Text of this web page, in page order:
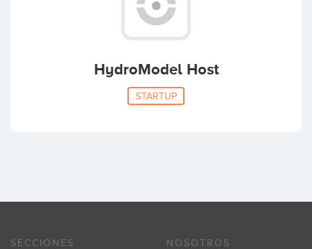
HydroModel Host
STARTUP
SECCIONES NOSOTROS